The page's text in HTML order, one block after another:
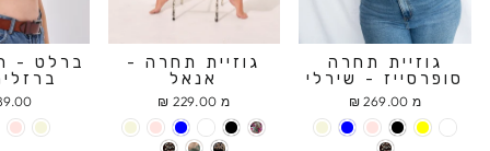
גוזיית תחרה
סופרסייז - שירלי
מ 269.00 ₪
גוזיית תחרה -
אנאל
מ 229.00 ₪
ברלט -
₪